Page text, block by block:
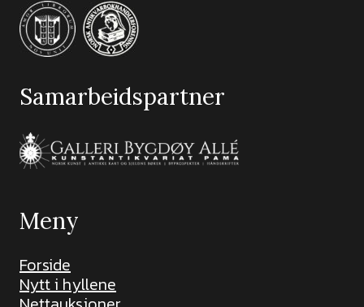
Samarbeidspartner
Meny
Forside
Nytt i hyllene